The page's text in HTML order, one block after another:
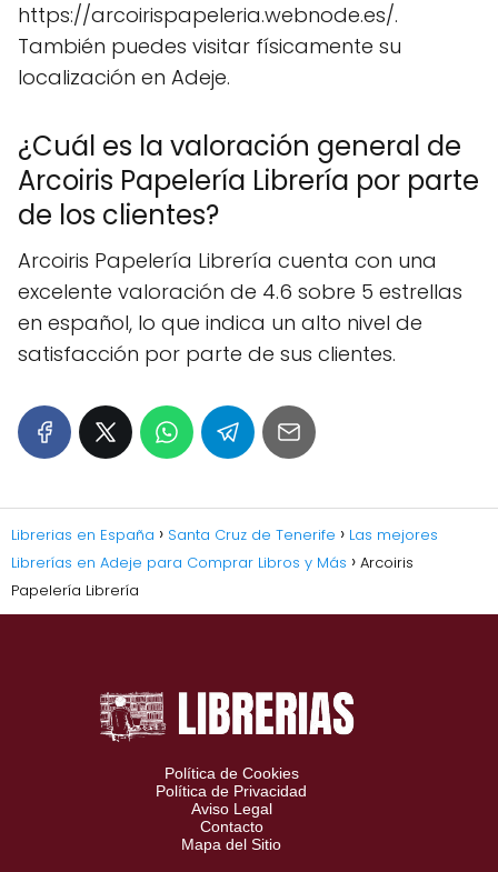
https://arcoirispapeleria.webnode.es/.
También puedes visitar físicamente su
localización en Adeje.
¿Cuál es la valoración general de
Arcoiris Papelería Librería por parte
de los clientes?
Arcoiris Papelería Librería cuenta con una
excelente valoración de 4.6 sobre 5 estrellas
en español, lo que indica un alto nivel de
satisfacción por parte de sus clientes.
Librerias en España Santa Cruz de Tenerife
Las mejores
Librerías en Adeje para Comprar Libros y Más
Arcoiris
Papelería Librería
Política de Cookies
Política de Privacidad
Aviso Legal
Contacto
Mapa del Sitio